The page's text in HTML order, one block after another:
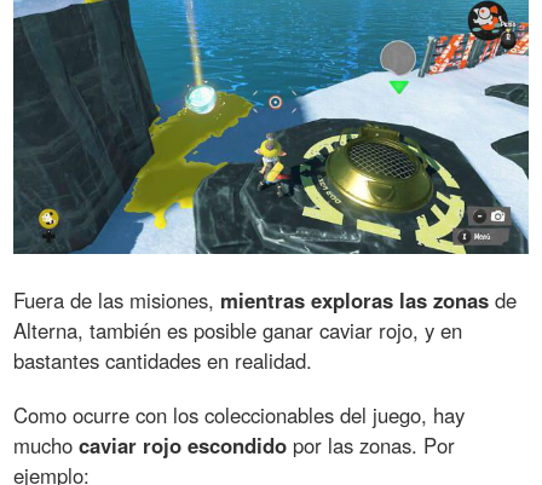
Fuera de las misiones, mientras exploras las zonas de
Alterna, también es posible ganar caviar rojo, y en
bastantes cantidades en realidad.
Como ocurre con los coleccionables del juego, hay
muchocaviar rojo escondido por las zonas. Por
ejemplo: